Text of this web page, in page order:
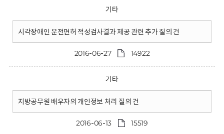
기타
시각장애인 운전면허 적성검사결과 제공 관련 추가 질의 건
2016-06-27 14922
기타
지방공무원 배우자의 개인정보 처리 질의 건
2016-06-13 15519